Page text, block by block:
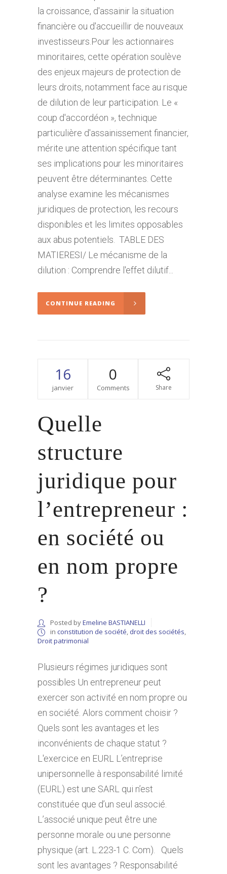
la croissance, d'assainir la situation
financière ou d'accueillir de nouveaux
investisseurs.Pour les actionnaires
minoritaires, cette opération soulève
des enjeux majeurs de protection de
leurs droits, notamment face au risque
de dilution de leur participation. Le «
coup d'accordéon », technique
particulière d'assainissement financier,
mérite une attention spécifique tant
ses implications pour les minoritaires
peuvent être déterminantes. Cette
analyse examine les mécanismes
juridiques de protection, les recours
disponibles et les limites opposables
aux abus potentiels. TABLE DES
MATIERESI/ Le mécanisme de la
dilution : Comprendre l'effet dilutif...
CONTINUE READING
16
janvier
0
Comments Share
Quelle
structure
juridique pour
l’entrepreneur :
en société ou
en nom propre
?
Posted byEmeline BASTIANELLI
in constitution de société droit des sociétés
Droit patrimonial
Plusieurs régimes juridiques sont
possibles Un entrepreneur peut
exercer son activité en nom propre ou
en société. Alors comment choisir ?
Quels sont les avantages et les
inconvénients de chaque statut ?
L'exercice en EURL L’entreprise
unipersonnelle à responsabilité limité
(EURL) est une SARL qui n’est
constituée que d’un seul associé.
L’associé unique peut être une
personne morale ou une personne
physique (art. L.223-1 C. Com). Quels
sont les avantages ? Responsabilité